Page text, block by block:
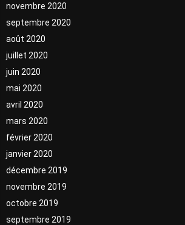
novembre 2020
septembre 2020
août 2020
juillet 2020
juin 2020
mai 2020
avril 2020
mars 2020
février 2020
janvier 2020
décembre 2019
novembre 2019
octobre 2019
septembre 2019